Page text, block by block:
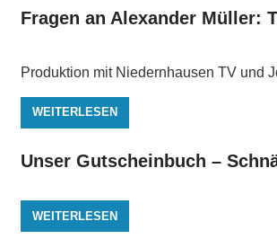
Fragen an Alexander Müller:
Produktion mit Niedernhausen TV und
WEITERLESEN
Unser Gutscheinbuch –
WEITERLESEN